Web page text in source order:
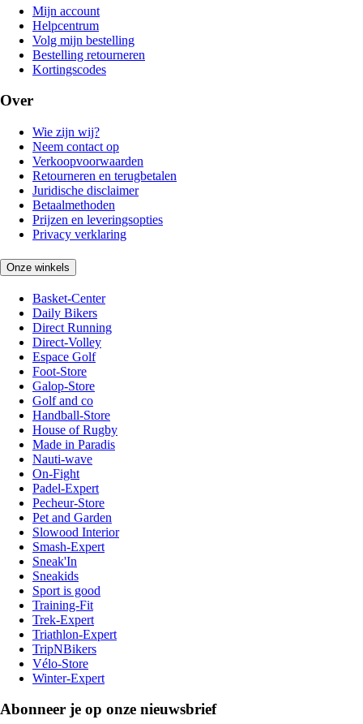
Mijn account
Helpcentrum
Volg mijn bestelling
Bestelling retourneren
Kortingscodes
Over
Wie zijn wij?
Neem contact op
Verkoopvoorwaarden
Retourneren en terugbetalen
Juridische disclaimer
Betaalmethoden
Prijzen en leveringsopties
Privacy verklaring
Onze winkels
Basket-Center
Daily Bikers
Direct Running
Direct-Volley
Espace Golf
Foot-Store
Galop-Store
Golf and co
Handball-Store
House of Rugby
Made in Paradis
Nauti-wave
On-Fight
Padel-Expert
Pecheur-Store
Pet and Garden
Slowood Interior
Smash-Expert
Sneak'In
Sneakids
Sport is good
Training-Fit
Trek-Expert
Triathlon-Expert
TripNBikers
Vélo-Store
Winter-Expert
Abonneer je op onze nieuwsbrief